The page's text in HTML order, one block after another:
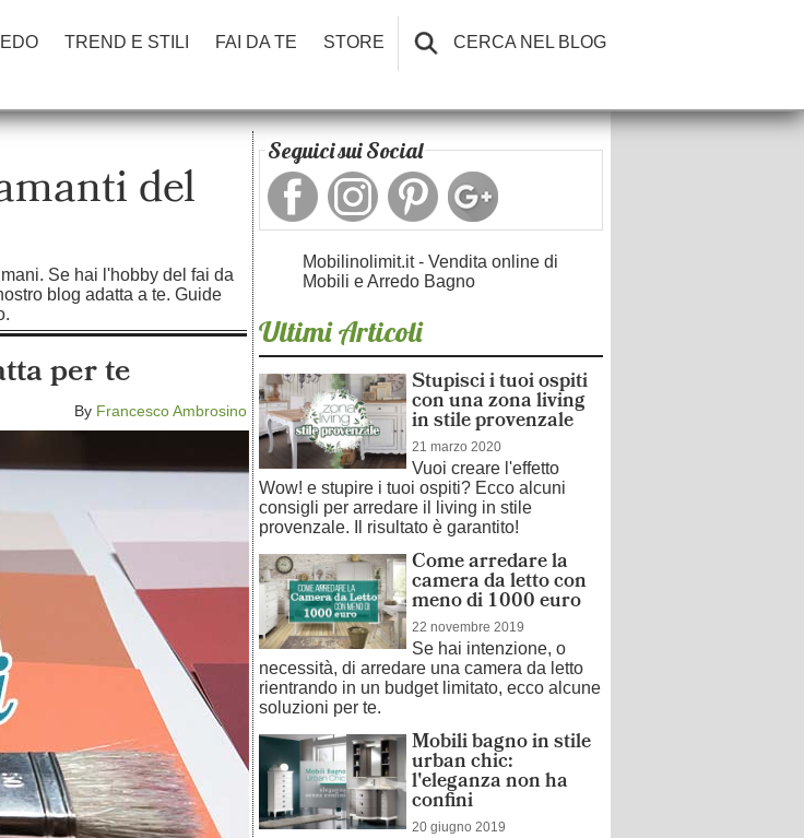
TREND E STILI FAI DA TE STORE CERCA NEL BLOG
del
Se hai l'hobby del fai da
blog adatta a te. Guide
per te
By Francesco Ambrosino
Seguici sui Social
Mobilinolimit.it - Vendita online di
Mobili e Arredo Bagno
Ultimi Articoli
Stupisci i tuoi ospiti
con una zona living
in stile provenzale
21 marzo 2020
Vuoi creare l'effetto
Wow! e stupire i tuoi ospiti? Ecco alcuni
consigli per arredare il living in stile
provenzale. Il risultato è garantito!
Come arredare la
camera da letto con
meno di 1000 euro
22 novembre 2019
Se hai intenzione, o
necessità, di arredare una camera da letto
rientrando in un budget limitato, ecco alcune
soluzioni per te.
Mobili bagno in stile
urban chic:
l'eleganza non ha
confini
20 giugno 2019